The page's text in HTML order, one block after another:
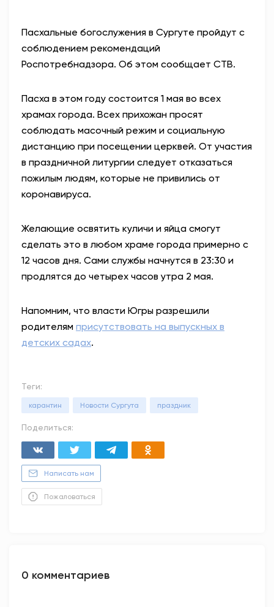
Пасхальные богослужения в Сургуте пройдут с
соблюдением рекомендаций
Роспотребнадзора. Об этом сообщает СТВ.
Пасха в этом году состоится 1 мая во всех
храмах города. Всех прихожан просят
соблюдать масочный режим и социальную
дистанцию при посещении церквей. От участия
в праздничной литургии следует отказаться
пожилым людям, которые не привились от
коронавируса.
Желающие освятить куличи и яйца смогут
сделать это в любом храме города примерно с
12 часов дня. Сами службы начнутся в 23:30 и
продлятся до четырех часов утра 2 мая.
Напомним, что власти Югры разрешили
родителям присутствовать на выпускных в
детских садах.
Теги:
карантин Новости Сургута праздник
Поделиться:
Написать нам
Пожаловаться
0 комментариев